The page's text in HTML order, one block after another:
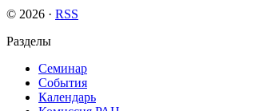
© 2026 · RSS
Разделы
Семинар
События
Календарь